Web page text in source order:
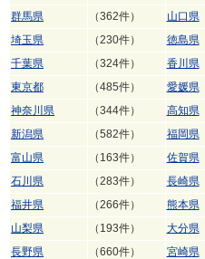
群馬県
（362件） 山口県
埼玉県
（230件） 徳島県
千葉県
（324件） 香川県
東京都
（485件） 愛媛県
神奈川県
（344件） 高知県
新潟県
（582件） 福岡県
富山県
（163件） 佐賀県
石川県
（283件） 長崎県
福井県
（266件） 熊本県
山梨県
（193件） 大分県
長野県
（660件） 宮崎県